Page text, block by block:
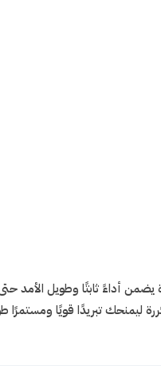
أداءً ثابتًا وطويل الأمد
ليمنحك تبريدًا قويًا